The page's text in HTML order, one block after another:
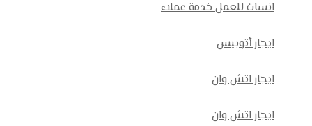
انسات للعمل خدمة عملاء
ايجار أتوبيس
ايجار اتش وان
ايجار اتش وان